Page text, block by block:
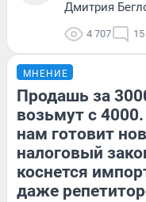
Дмитрия
4 707 15
МНЕНИЕ
Продашь за
возьмут с
нам готовит
налоговый
коснется
даже